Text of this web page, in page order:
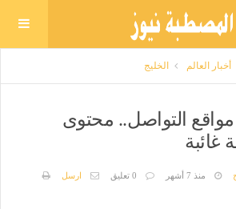
أخبار العالم الخليج
التواصل.. محتوى
غائبة
منذ 7 أشهر 0 تعليق
ارسل